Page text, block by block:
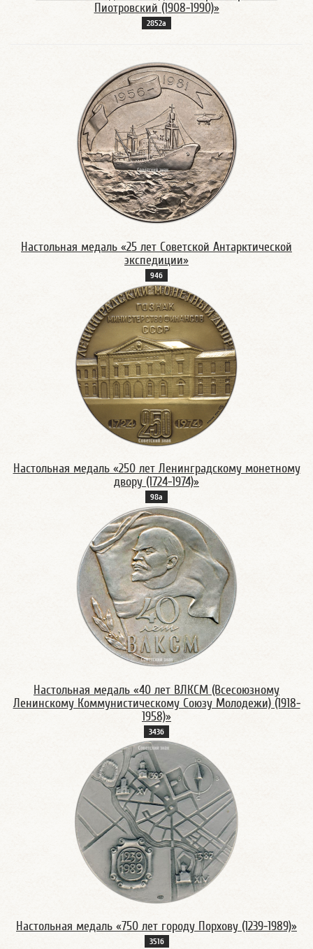
Пиотровский (1908-1990)»
2852а
Настольная медаль «25 лет Советской Антарктической
экспедиции»
94б
Настольная медаль «250 лет Ленинградскому монетному
двору (1724-1974)»
98а
Настольная медаль «40 лет ВЛКСМ (Всесоюзному
Ленинскому Коммунистическому Союзу Молодежи) (1918-
1958)»
343б
Настольная медаль «750 лет городу Порхову (1239-1989)»
351б